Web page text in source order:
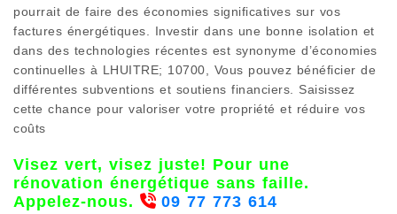
pourrait de faire des économies significatives sur vos
factures énergétiques. Investir dans une bonne isolation et
dans des technologies récentes est synonyme d’économies
continuelles à LHUITRE; 10700, Vous pouvez bénéficier de
différentes subventions et soutiens financiers. Saisissez
cette chance pour valoriser votre propriété et réduire vos
coûts
Visez vert, visez juste! Pour une
rénovation énergétique sans faille.
Appelez-nous.
09 77 773 614